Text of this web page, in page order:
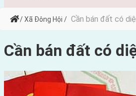
/ Xã Đông Hội / Cần bán đất có
Cần bán đất có